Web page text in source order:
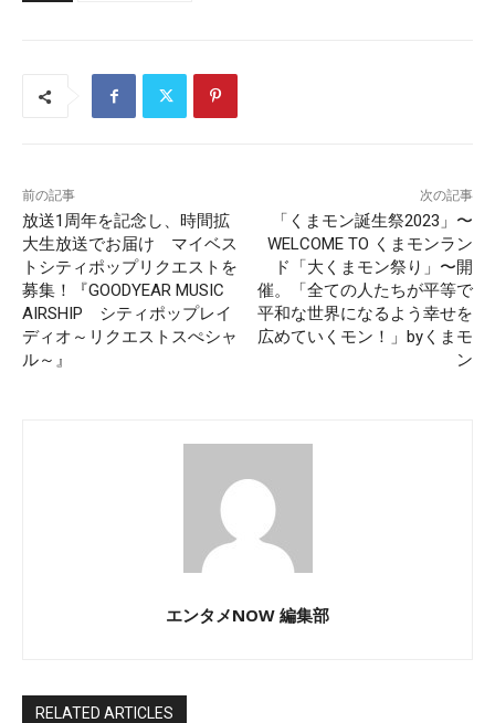
前の記事
放送1周年を記念し、時間拡
大生放送でお届け マイベス
トシティポップリクエストを
募集！『GOODYEAR MUSIC
AIRSHIP シティポップレイ
ディオ～リクエストスぺシャ
ル～』
次の記事
「くまモン誕生祭2023」〜
WELCOME TO くまモンラン
ド「大くまモン祭り」〜開
催。「全ての人たちが平等で
平和な世界になるよう幸せを
広めていくモン！」byくまモ
ン
エンタメNOW 編集部
RELATED ARTICLES